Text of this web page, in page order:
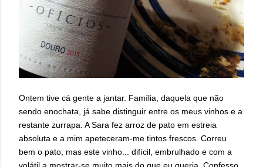
Ontem tive cá gente a jantar. Família, daquela que não
sendo enochata, já sabe distinguir entre os meus vinhos e a
restante zurrapa. A Sara fez arroz de pato em estreia
absoluta e a mim apeteceram-me tintos frescos. Correu
bem o pato, mas este vinho... difícil, embrulhado e com a